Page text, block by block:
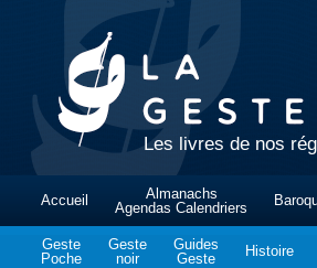
Les livres de nos
Accueil
Almanachs
Agendas Calendriers
Geste
Poche
Geste
noir
Guides
Geste
Histoire